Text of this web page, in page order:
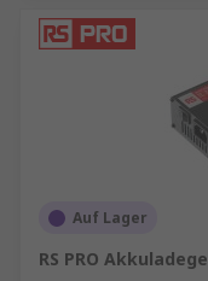
Auf Lager
RS PRO